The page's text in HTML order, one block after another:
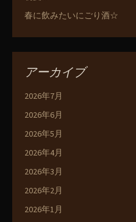
春に飲みたいにごり酒☆
アーカイブ
2026年7月
2026年6月
2026年5月
2026年4月
2026年3月
2026年2月
2026年1月